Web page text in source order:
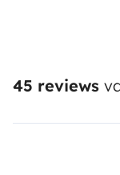
45 reviews